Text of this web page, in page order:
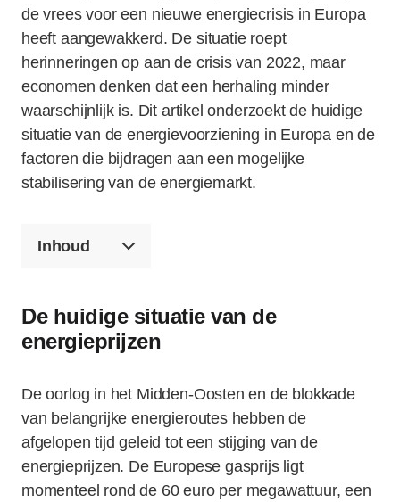
de vrees voor een nieuwe energiecrisis in Europa
heeft aangewakkerd. De situatie roept
herinneringen op aan de crisis van 2022, maar
economen denken dat een herhaling minder
waarschijnlijk is. Dit artikel onderzoekt de huidige
situatie van de energievoorziening in Europa en de
factoren die bijdragen aan een mogelijke
stabilisering van de energiemarkt.
Inhoud
De huidige situatie van de
energieprijzen
De oorlog in het Midden-Oosten en de blokkade
van belangrijke energieroutes hebben de
afgelopen tijd geleid tot een stijging van de
energieprijzen. De Europese gasprijs ligt
momenteel rond de 60 euro per megawattuur, een